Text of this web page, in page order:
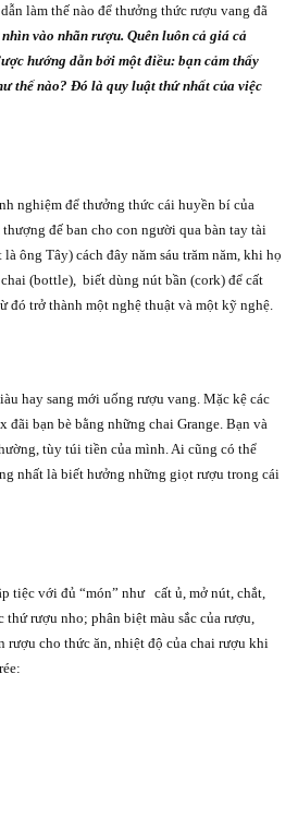
làm thế nào để thưởng thức rượu vang đã
vào nhãn rượu. Quên luôn cả giá cả
hướng dẫn bởi một điều: bạn cảm thấy
thế nào? Đó là quy luật thứ nhất của việc
nghiệm để thưởng thức cái huyền bí của
đế ban cho con người qua bàn tay tài
ông Tây) cách đây năm sáu trăm năm, khi họ
(bottle), biết dùng nút bần (cork) để cất
đó trở thành một nghệ thuật và một kỹ nghệ.
hay sang mới uống rượu vang. Mặc kệ các
đãi bạn bè bằng những chai Grange. Bạn và
tùy túi tiền của mình. Ai cũng có thể
nhất là biết hưởng những giọt rượu trong cái
tiệc với đủ “món” như cất ủ, mở nút, chắt,
rượu nho; phân biệt màu sắc của rượu,
rượu cho thức ăn, nhiệt độ của chai rượu khi